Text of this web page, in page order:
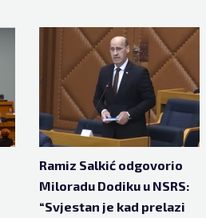
Ramiz Salkić odgovorio
Miloradu Dodiku u NSRS:
“Svjestan je kad prelazi